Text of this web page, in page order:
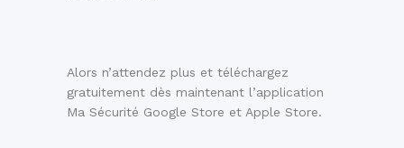
Alors n’attendez plus et téléchargez
gratuitement dès maintenant l’application
Ma Sécurité Google Store et Apple Store.